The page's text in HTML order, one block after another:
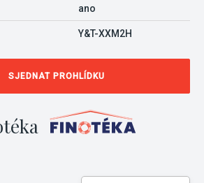
ano
Y&T-XXM2H
SJEDNAT PROHLÍDKU